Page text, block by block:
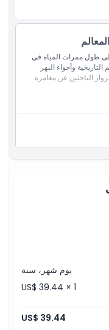
على طول ممرات المياه في
وأجواء النهر
الباحثين عن مغامرة
يوم شهر، سنة
US$ 39.44 × 1
US$ 39.44